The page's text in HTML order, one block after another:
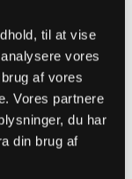
til at vise
vores
af vores
Vores partnere
du har
din brug af
men jeg tror at
selv bif.
for at fjerne
er mennesker,
måske kan man